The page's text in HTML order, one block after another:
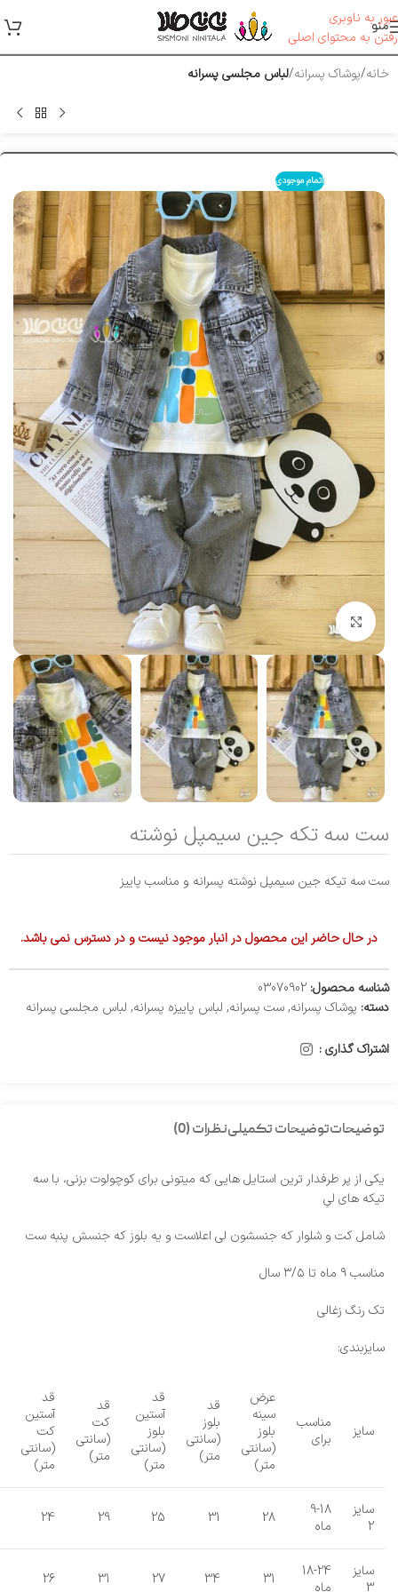
عبور به ناوبری
رفتن به محتوای اصلی
منو
خانه پوشاک پسرانه لباس مجلسی پسرانه
اتمام موجودی
بزرگنمایی تصویر
ست سه تکه جین سیمپل نوشته
ست سه تیکه جین سیمپل نوشته پسرانه و مناسب پاییز
در حال حاضر این محصول در انبار موجود نیست و در دسترس نمی باشد.
شناسه محصول: 03070902
دسته: پوشاک پسرانه,ست پسرانه, لباس پاییزه پسرانه, لباس مجلسی پسرانه
اشتراک گذاری :
توضیحاتتوضیحات تکمیلینظرات (0)
یکی از پر طرفدار ترین استایل هایی که میتونی برای کوچولوت بزنی، با سه
تیکه های لیِ
شامل کت و شلوار که جنسشون لی اعلاست و یه بلوز که جنسش پنبه ست
مناسب ۹ ماه تا ۳/۵ سال
تک رنگ زغالی
سایزبندی:
سایز
مناسب
برای
عرض
سینه
بلوز
(سانتی
متر)
قد
بلوز
(سانتی
متر)
قد
آستین
بلوز
(سانتی
متر)
قد
کت
(سانتی
متر)
قد
آستین
کت
(سانتی
متر)
سایز
2
9-18
ماه
28
31
25
29
24
سایز
3
18-24
ماه
31
34
27
31
26